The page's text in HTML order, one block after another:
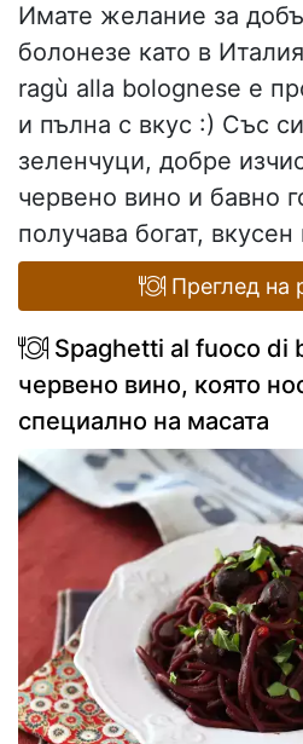
Имате желание за
болонезе като в
ragù alla bolognese е
и пълна с вкус :) Със
зеленчуци, добре
червено вино и бавно
получава богат, вкусен
Преглед на
Spaghetti al fuoco di
червено вино, която
специално на масата